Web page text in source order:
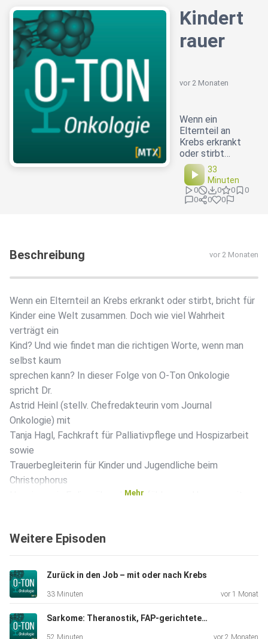
Kindert
rauer
vor 2 Monaten
Wenn ein
Elternteil an
Krebs erkrankt
oder stirbt…
33
Minuten
0 0 0
0
0
0 0
Beschreibung vor 2 Monaten
Wenn ein Elternteil an Krebs erkrankt oder stirbt, bricht für
Kinder eine Welt zusammen. Doch wie viel Wahrheit
verträgt ein
Kind? Und wie findet man die richtigen Worte, wenn man
selbst kaum
sprechen kann? In dieser Folge von O-Ton Onkologie
spricht Dr.
Astrid Heinl (stellv. Chefredakteurin vom Journal
Onkologie) mit
Tanja Hagl, Fachkraft für Palliativpflege und Hospizarbeit
sowie
Trauerbegleiterin für Kinder und Jugendliche beim
Christophorus
Hospizverein Erding, über den einfühlsamen Umgang mit
Schutz ist,
Ehrlich statt
romantisierend – wie Kinder Trauer verstehen Kinder
spüren früh,
wenn etwas nicht stimmt, lange bevor Erwachsene das
Gespräch
Mehr
Weitere Episoden
Zurück in den Job – mit oder nach Krebs
33 Minuten vor 1 Monat
Sarkome: Theranostik, FAP-gerichtete Therapie und ADCs
52 Minuten vor 2 Monaten